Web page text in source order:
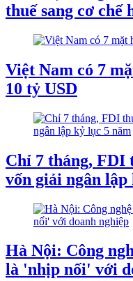
thuế sang cơ chế
Việt Nam có 7
10 tỷ USD
Chỉ 7 tháng, FDI
vốn giải ngân lập
Hà Nội: Công
là 'nhịp nối' với